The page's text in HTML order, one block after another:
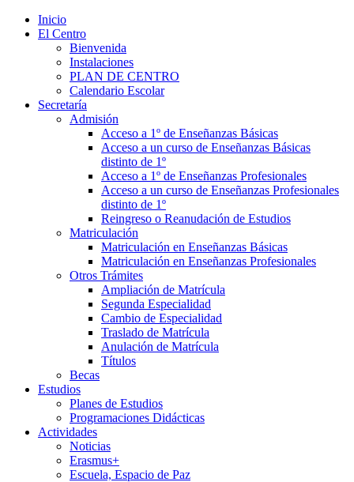
Inicio
El Centro
Bienvenida
Instalaciones
PLAN DE CENTRO
Calendario Escolar
Secretaría
Admisión
Acceso a 1º de Enseñanzas Básicas
Acceso a un curso de Enseñanzas Básicas
distinto de 1º
Acceso a 1º de Enseñanzas Profesionales
Acceso a un curso de Enseñanzas Profesionales
distinto de 1º
Reingreso o Reanudación de Estudios
Matriculación
Matriculación en Enseñanzas Básicas
Matriculación en Enseñanzas Profesionales
Otros Trámites
Ampliación de Matrícula
Segunda Especialidad
Cambio de Especialidad
Traslado de Matrícula
Anulación de Matrícula
Títulos
Becas
Estudios
Planes de Estudios
Programaciones Didácticas
Actividades
Noticias
Erasmus+
Escuela, Espacio de Paz